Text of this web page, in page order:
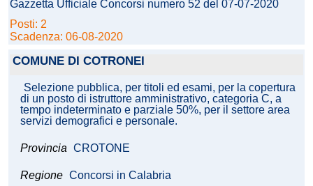
Gazzetta Ufficiale Concorsi numero 52 del 07-07-2020
Posti: 2
Scadenza: 06-08-2020
COMUNE DI COTRONEI
Selezione pubblica, per titoli ed esami, per la copertura
di un posto di istruttore amministrativo, categoria C, a
tempo indeterminato e parziale 50%, per il settore area
servizi demografici e personale.
Provincia CROTONE
Regione Concorsi in Calabria